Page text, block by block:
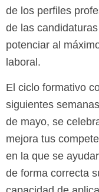
de los perfiles
de las candidaturas
potenciar al
laboral.
El ciclo formativo
siguientes
de mayo, se
mejora tus
en la que se
de forma correcta